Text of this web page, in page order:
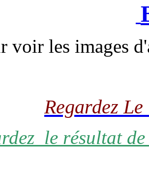
voir les images
Regardez
le résultat